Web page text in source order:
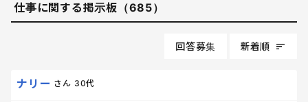
仕事に関する掲示板（685）
回答募集 新着順
ナリー さん 30代